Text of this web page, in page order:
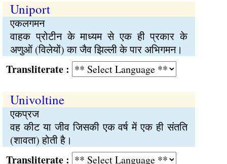
Uniport
एकलगमन
वाहक प्रोटीन के माध्यम से एक ही प्रकार के
अणुओं (विलेयों) का जैव झिल्ली के पार अभिगमन।
:
Univoltine
एकप्रज
वह कीट या जीव जिसकी एक वर्ष में एक ही संतति
(शावता) होती है।
: